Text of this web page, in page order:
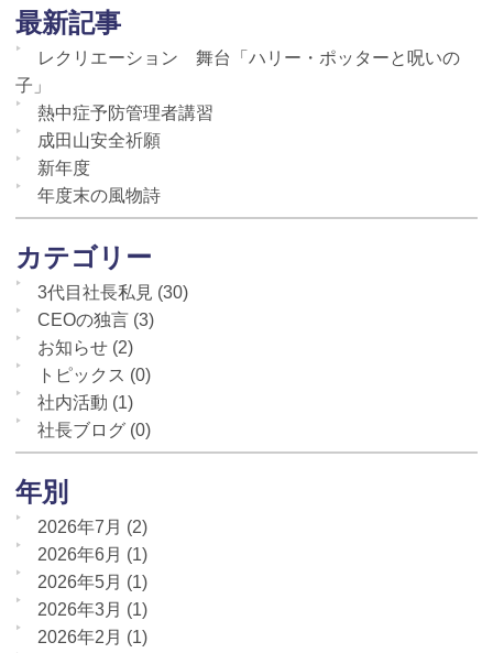
最新記事
レクリエーション 舞台「ハリー・ポッターと呪いの
子」
熱中症予防管理者講習
成田山安全祈願
新年度
年度末の風物詩
カテゴリー
3代目社長私見 (30)
CEOの独言 (3)
お知らせ (2)
トピックス (0)
社内活動 (1)
社長ブログ (0)
年別
2026年7月 (2)
2026年6月 (1)
2026年5月 (1)
2026年3月 (1)
2026年2月 (1)